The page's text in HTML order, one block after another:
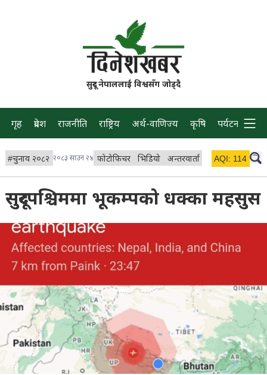
सुदूर नेपाललाई विश्वसँग जोड्दै
गृह प्रदेश राजनीति राष्ट्रिय अर्थ-वाणिज्य कृषि पर्यटन प्रवास
#चुनाव २०८२ २०८३ साउन २४ फोटोफिचर भिडियो अन्तरवार्ता विचार/ब्लग
AQI: 114
सुदूरपश्चिममा भूकम्पको धक्का महसुस